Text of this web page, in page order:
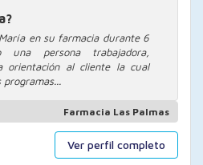
Ver perfil completo
en su farmacia durante 6
una persona trabajadora,
orientación al cliente la cual
programas...
Farmacia Las Palmas